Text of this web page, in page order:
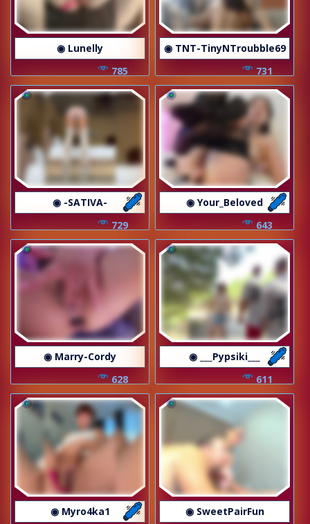
◉ Lunelly
785
◉ TNT-TinyNTroubble69
731
◉ -SATIVA-
729
◉ Your_Beloved
643
◉ Marry-Cordy
628
◉ ___Pypsiki___
611
◉ Myro4ka1
◉ SweetPairFun